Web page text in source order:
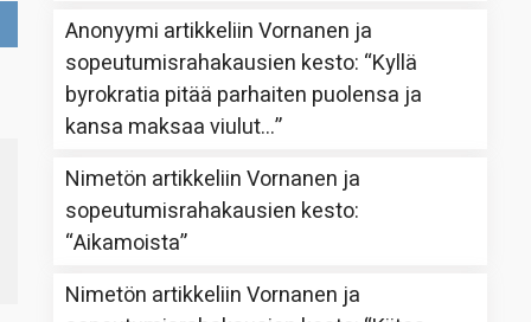
Anonyymi artikkeliinVornanen ja
sopeutumisrahakausien kesto: “Kyllä
byrokratia pitää parhaiten puolensa ja
kansa maksaa viulut…”
Nimetön artikkeliinVornanen ja
sopeutumisrahakausien kesto:
“Aikamoista”
Nimetön artikkeliinVornanen ja